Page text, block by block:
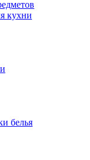
кухни
белья